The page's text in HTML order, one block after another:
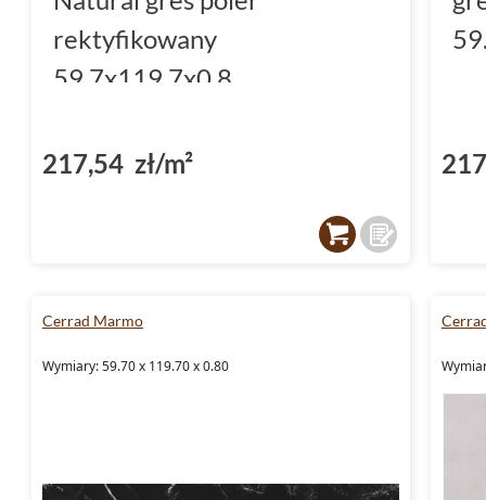
rektyfikowany
59.7x119.7x0.8
217,54 zł/m²
Cerrad Marmo
Wymiary: 59.70 x 119.70 x 0.80